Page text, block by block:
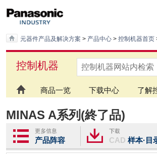
元器件产品及解决方案 > 产品中心 > 控制机器首页
控制机器
商品一览 下载中心 了解
MINAS A系列(終了品)
产品阵容 CAD 样本·目